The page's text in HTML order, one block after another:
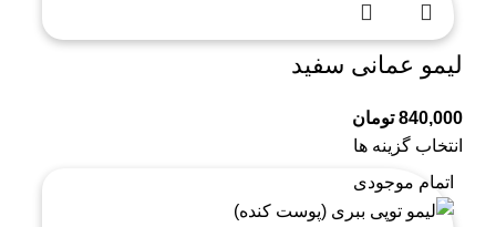
لیمو عمانی سفید
840,000 تومان
انتخاب گزینه ها
اتمام موجودی